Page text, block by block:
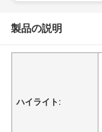
製品の説明
ハイライト: